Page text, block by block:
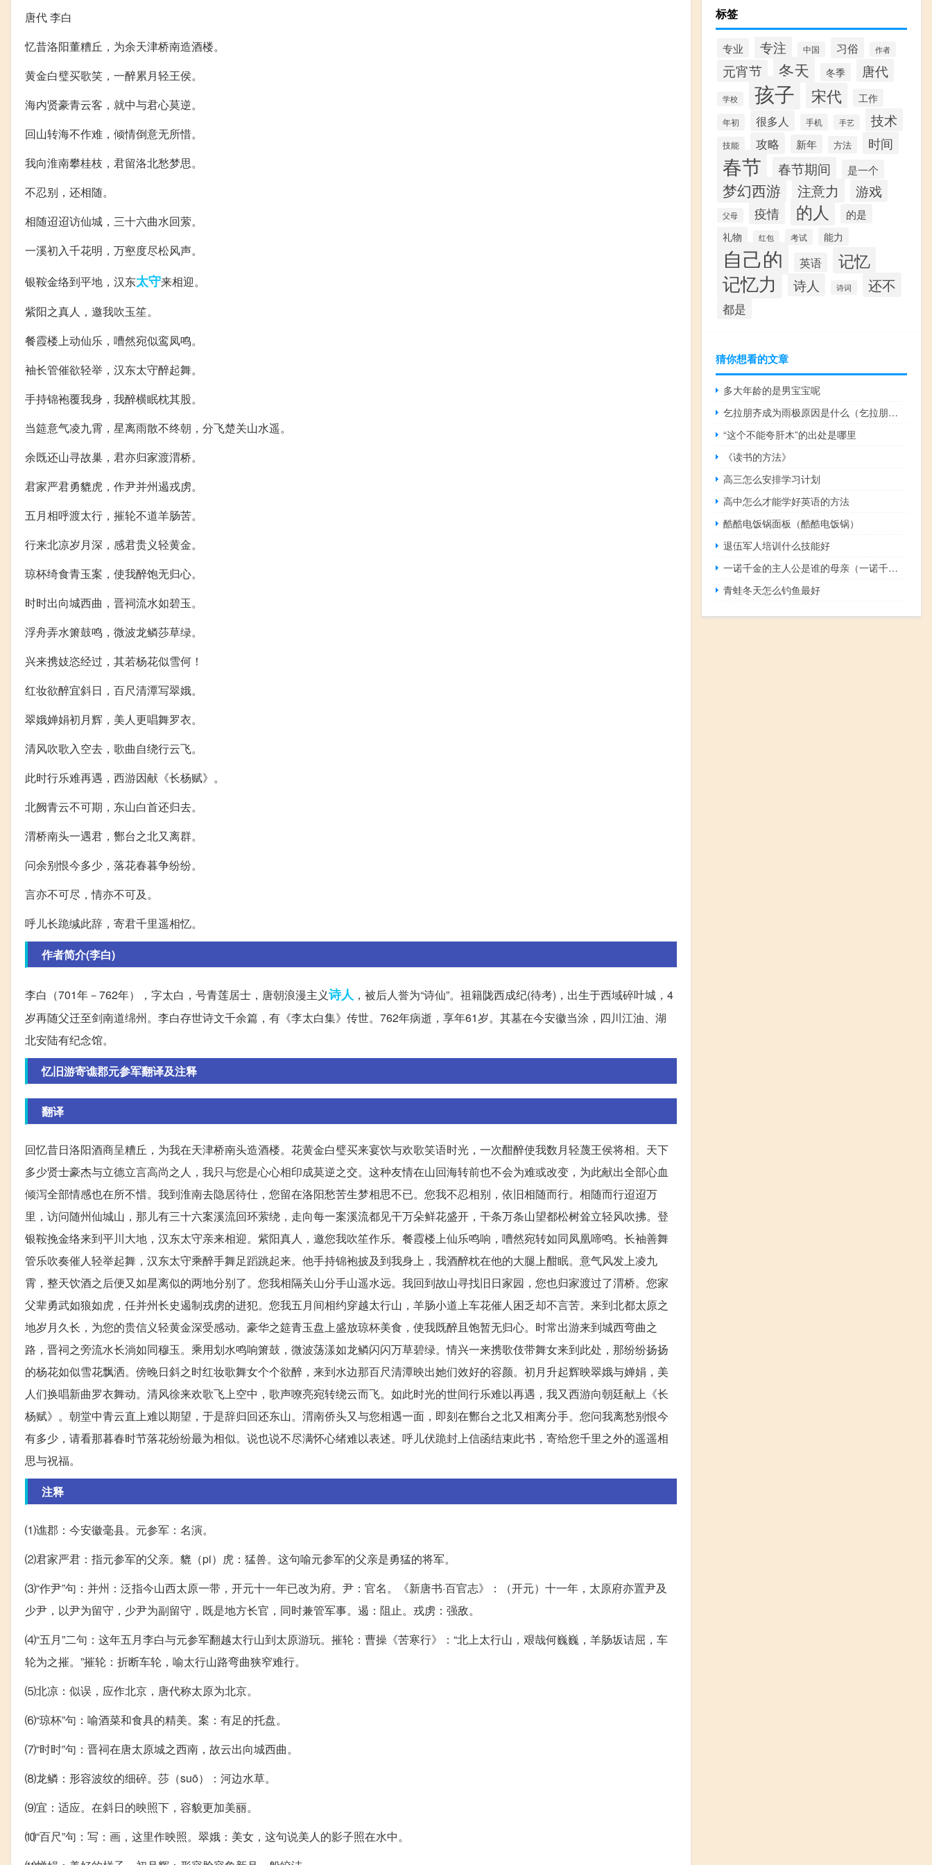
唐代 李白
忆昔洛阳董糟丘，为余天津桥南造酒楼。
黄金白璧买歌笑，一醉累月轻王侯。
海内贤豪青云客，就中与君心莫逆。
回山转海不作难，倾情倒意无所惜。
我向淮南攀桂枝，君留洛北愁梦思。
不忍别，还相随。
相随迢迢访仙城，三十六曲水回萦。
一溪初入千花明，万壑度尽松风声。
银鞍金络到平地，汉东太守来相迎。
紫阳之真人，邀我吹玉笙。
餐霞楼上动仙乐，嘈然宛似鸾凤鸣。
袖长管催欲轻举，汉东太守醉起舞。
手持锦袍覆我身，我醉横眠枕其股。
当筵意气凌九霄，星离雨散不终朝，分飞楚关山水遥。
余既还山寻故巢，君亦归家渡渭桥。
君家严君勇貔虎，作尹并州遏戎虏。
五月相呼渡太行，摧轮不道羊肠苦。
行来北凉岁月深，感君贵义轻黄金。
琼杯绮食青玉案，使我醉饱无归心。
时时出向城西曲，晋祠流水如碧玉。
浮舟弄水箫鼓鸣，微波龙鳞莎草绿。
兴来携妓恣经过，其若杨花似雪何！
红妆欲醉宜斜日，百尺清潭写翠娥。
翠娥婵娟初月辉，美人更唱舞罗衣。
清风吹歌入空去，歌曲自绕行云飞。
此时行乐难再遇，西游因献《长杨赋》。
北阙青云不可期，东山白首还归去。
渭桥南头一遇君，酂台之北又离群。
问余别恨今多少，落花春暮争纷纷。
言亦不可尽，情亦不可及。
呼儿长跪缄此辞，寄君千里遥相忆。
作者简介(李白)
李白（701年－762年），字太白，号青莲居士，唐朝浪漫主义诗人 ，被后人誉为“诗仙”。祖籍陇西成纪(待考)，出生于西域碎叶城，4
岁再随父迁至剑南道绵州。李白存世诗文千余篇，有《李太白集》传世。762年病逝，享年61岁。其墓在今安徽当涂，四川江油、湖
北安陆有纪念馆。
忆旧游寄谯郡元参军翻译及注释
翻译
回忆昔日洛阳酒商呈糟丘，为我在天津桥南头造酒楼。花黄金白璧买来宴饮与欢歌笑语时光，一次酣醉使我数月轻蔑王侯将相。天下
多少贤士豪杰与立德立言高尚之人，我只与您是心心相印成莫逆之交。这种友情在山回海转前也不会为难或改变，为此献出全部心血
倾泻全部情感也在所不惜。我到淮南去隐居待仕，您留在洛阳愁苦生梦相思不已。您我不忍相别，依旧相随而行。相随而行迢迢万
里，访问随州仙城山，那儿有三十六案溪流回环萦绕，走向每一案溪流都见干万朵鲜花盛开，干条万条山望都松树耸立轻风吹拂。登
银鞍挽金络来到平川大地，汉东太守亲来相迎。紫阳真人，邀您我吹笙作乐。餐霞楼上仙乐鸣响，嘈然宛转如同凤凰啼鸣。长袖善舞
管乐吹奏催人轻举起舞，汉东太守乘醉手舞足蹈跳起来。他手持锦袍披及到我身上，我酒醉枕在他的大腿上酣眠。意气风发上凌九
霄，整天饮酒之后便又如星离似的两地分别了。您我相隔关山分手山遥水远。我回到故山寻找旧日家园，您也归家渡过了渭桥。您家
父辈勇武如狼如虎，任并州长史遏制戎虏的进犯。您我五月间相约穿越太行山，羊肠小道上车花催人困乏却不言苦。来到北都太原之
地岁月久长，为您的贵信义轻黄金深受感动。豪华之筵青玉盘上盛放琼杯美食，使我既醉且饱暂无归心。时常出游来到城西弯曲之
路，晋祠之旁流水长淌如同穆玉。乘用划水鸣响箫鼓，微波荡漾如龙鳞闪闪万草碧绿。情兴一来携歌伎带舞女来到此处，那纷纷扬扬
的杨花如似雪花飘洒。傍晚日斜之时红妆歌舞女个个欲醉，来到水边那百尺清潭映出她们效好的容颜。初月升起辉映翠娥与婵娟，美
人们换唱新曲罗衣舞动。清风徐来欢歌飞上空中，歌声嘹亮宛转绕云而飞。如此时光的世间行乐难以再遇，我又西游向朝廷献上《长
杨赋》。朝堂中青云直上难以期望，于是辞归回还东山。渭南侨头又与您相遇一面，即刻在酂台之北又相离分手。您问我离愁别恨今
有多少，请看那暮春时节落花纷纷最为相似。说也说不尽满怀心绪难以表述。呼儿伏跪封上信函结束此书，寄给您千里之外的遥遥相
思与祝福。
注释
⑴谯郡：今安徽毫县。元参军：名演。
⑵君家严君：指元参军的父亲。貔（pi）虎：猛兽。这句喻元参军的父亲是勇猛的将军。
⑶“作尹”句：并州：泛指今山西太原一带，开元十一年已改为府。尹：官名。《新唐书·百官志》：（开元）十一年，太原府亦置尹及
少尹，以尹为留守，少尹为副留守，既是地方长官，同时兼管军事。遏：阻止。戎虏：强敌。
⑷“五月”二句：这年五月李白与元参军翻越太行山到太原游玩。摧轮：曹操《苦寒行》：“北上太行山，艰哉何巍巍，羊肠坂诘屈，车
轮为之摧。”摧轮：折断车轮，喻太行山路弯曲狭窄难行。
⑸北凉：似误，应作北京，唐代称太原为北京。
⑹“琼杯”句：喻酒菜和食具的精美。案：有足的托盘。
⑺“时时”句：晋祠在唐太原城之西南，故云出向城西曲。
⑻龙鳞：形容波纹的细碎。莎（suō）：河边水草。
⑼宜：适应。在斜日的映照下，容貌更加美丽。
⑽“百尺”句：写：画，这里作映照。翠娥：美女，这句说美人的影子照在水中。
标签
专业 专注 中国 习俗 作者
元宵节 冬天 冬季 唐代
学校 孩子 宋代 工作
年初 很多人 手机 手艺 技术
技能 攻略 新年 方法 时间
春节 春节期间 是一个
梦幻西游 注意力 游戏
父母 疫情 的人 的是
礼物 红包 考试 能力
自己的 英语 记忆
记忆力 诗人 诗词 还不
都是
猜你想看的文章
多大年龄的是男宝宝呢
乞拉朋齐成为雨极原因是什么（乞拉朋齐成为雨极的原因）
“这个不能夸肝木”的出处是哪里
《读书的方法》
高三怎么安排学习计划
高中怎么才能学好英语的方法
酷酷电饭锅面板（酷酷电饭锅）
退伍军人培训什么技能好
一诺千金的主人公是谁的母亲（一诺千金的主人公是谁）
青蛙冬天怎么钓鱼最好